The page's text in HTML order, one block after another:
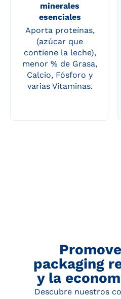
minerales
esenciales
Aporta proteínas,
(azúcar que
contiene la leche),
menor % de Grasa,
Calcio, Fósforo y
varias Vitaminas.
packaging
y la
Descubre nuestros